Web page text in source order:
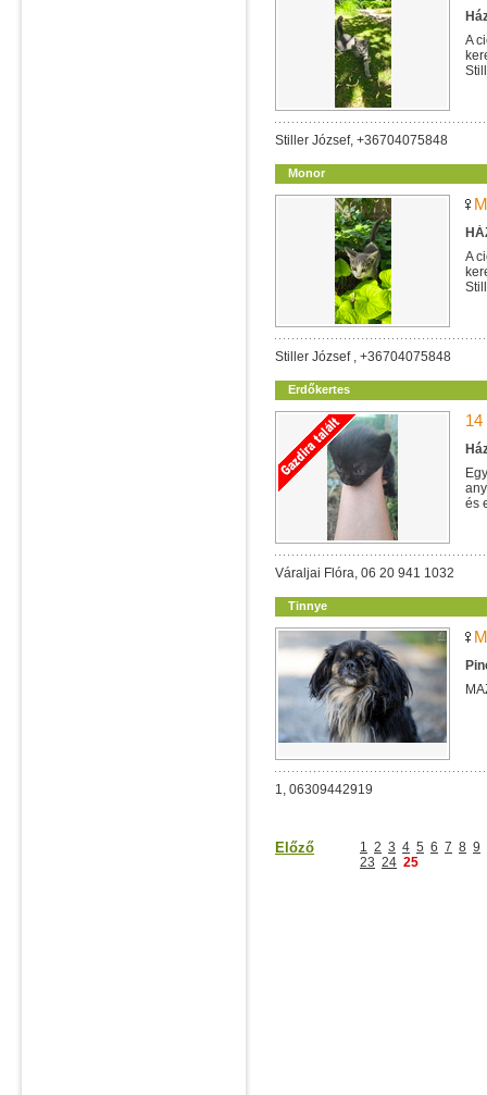
A
Stiller József, +36704075848
Monor
A
Stiller József , +36704075848
Erdőkertes
és
Váraljai Flóra, 06 20 941 1032
Tinnye
1, 06309442919
Előző 1 2 3 4 5 6 7 8 9
23 24 25